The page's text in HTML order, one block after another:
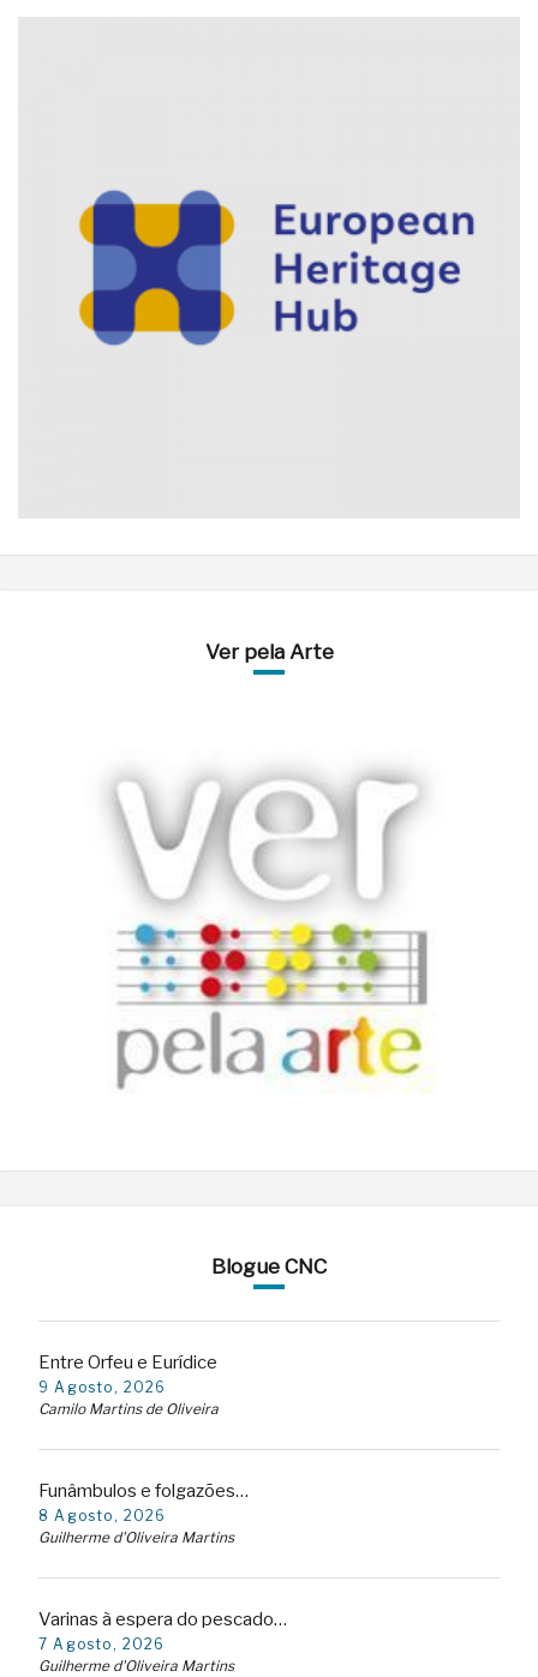
Ver pela Arte
Blogue CNC
Entre Orfeu e Eurídice
9 Agosto, 2026
Camilo Martins de Oliveira
Funâmbulos e folgazões…
8 Agosto, 2026
Guilherme d'Oliveira Martins
Varinas à espera do pescado…
7 Agosto, 2026
Guilherme d'Oliveira Martins